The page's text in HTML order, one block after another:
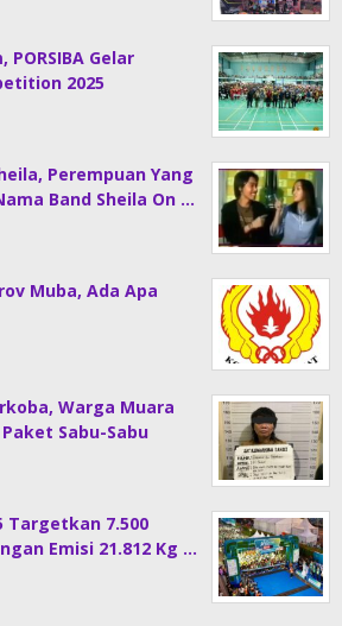
Gelar
2025
Perempuan Yang
Band Sheila On …
Muba, Ada Apa
Warga Muara
Sabu-Sabu
Targetkan 7.500
Emisi 21.812 Kg …